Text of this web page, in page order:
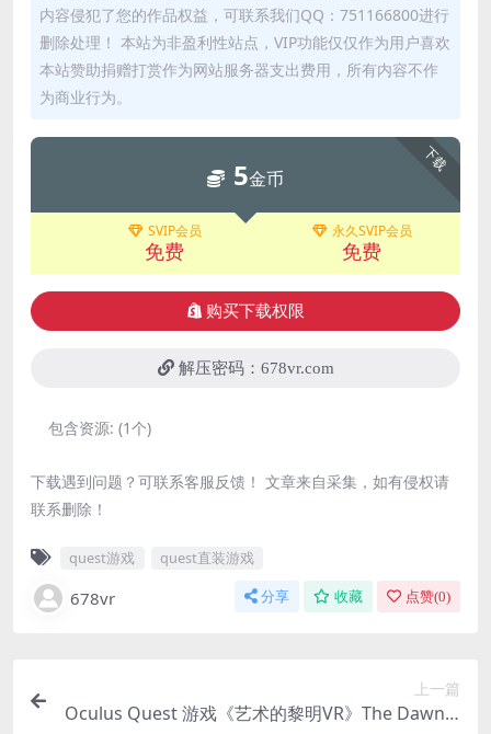
内容侵犯了您的作品权益，可联系我们QQ：751166800进行
删除处理！ 本站为非盈利性站点，VIP功能仅仅作为用户喜欢
本站赞助捐赠打赏作为网站服务器支出费用，所有内容不作
为商业行为。
下载
5金币
SVIP会员
免费
永久SVIP会员
免费
购买下载权限
解压密码：678vr.com
包含资源: (1个)
下载遇到问题？可联系客服反馈！ 文章来自采集，如有侵权请
联系删除！
quest游戏 quest直装游戏
678vr 分享 收藏 点赞(0)
上一篇
Oculus Quest 游戏《艺术的黎明VR》The Dawn o